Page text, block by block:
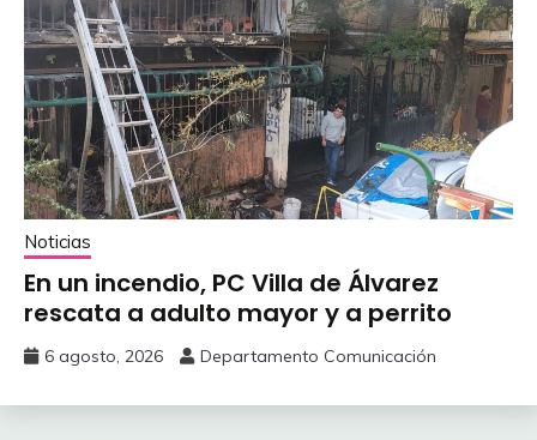
Noticias
En un incendio, PC Villa de Álvarez
‎rescata a adulto mayor y a perrito
6 agosto, 2026 Departamento Comunicación